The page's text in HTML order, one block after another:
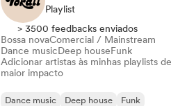
Playlist
> 3500 feedbacks enviados
Bossa novaComercial / Mainstream
Dance musicDeep houseFunk
Adicionar artistas às minhas playlists de
maior impacto
Dance music Deep house
Funk